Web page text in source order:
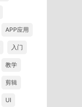
APP应用
入门
教学
剪辑
UI